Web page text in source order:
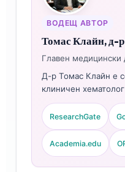
ВОДЕЩ АВТОР
Томас Клайн, д-р
Главен медицински
Д-р Томас Клайн е
клиничен
години опит в
диагностиката на
клиничния анализ
главен медицински
осигурява клиничен
медицинската
ResearchGate
Academia.edu